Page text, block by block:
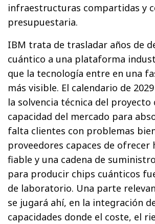
infraestructuras compartidas y
presupuestaria.
IBM trata de trasladar años de
cuántico a una plataforma
que la tecnología entre en una
más visible. El calendario de
la solvencia técnica del proyecto
capacidad del mercado para
falta clientes con problemas
proveedores capaces de ofrecer
fiable y una cadena de
para producir chips cuánticos
de laboratorio. Una parte
se jugará ahí, en la integración
capacidades donde el coste, el